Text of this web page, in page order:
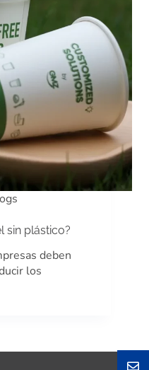
sin plástico?
deben
los